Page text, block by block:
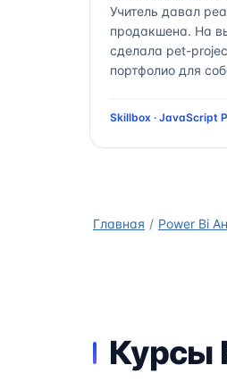
Учитель давал
продакшена. На
сделала pet-
портфолио для
Skillbox · JavaScript
Главная Power Bi
Курсы